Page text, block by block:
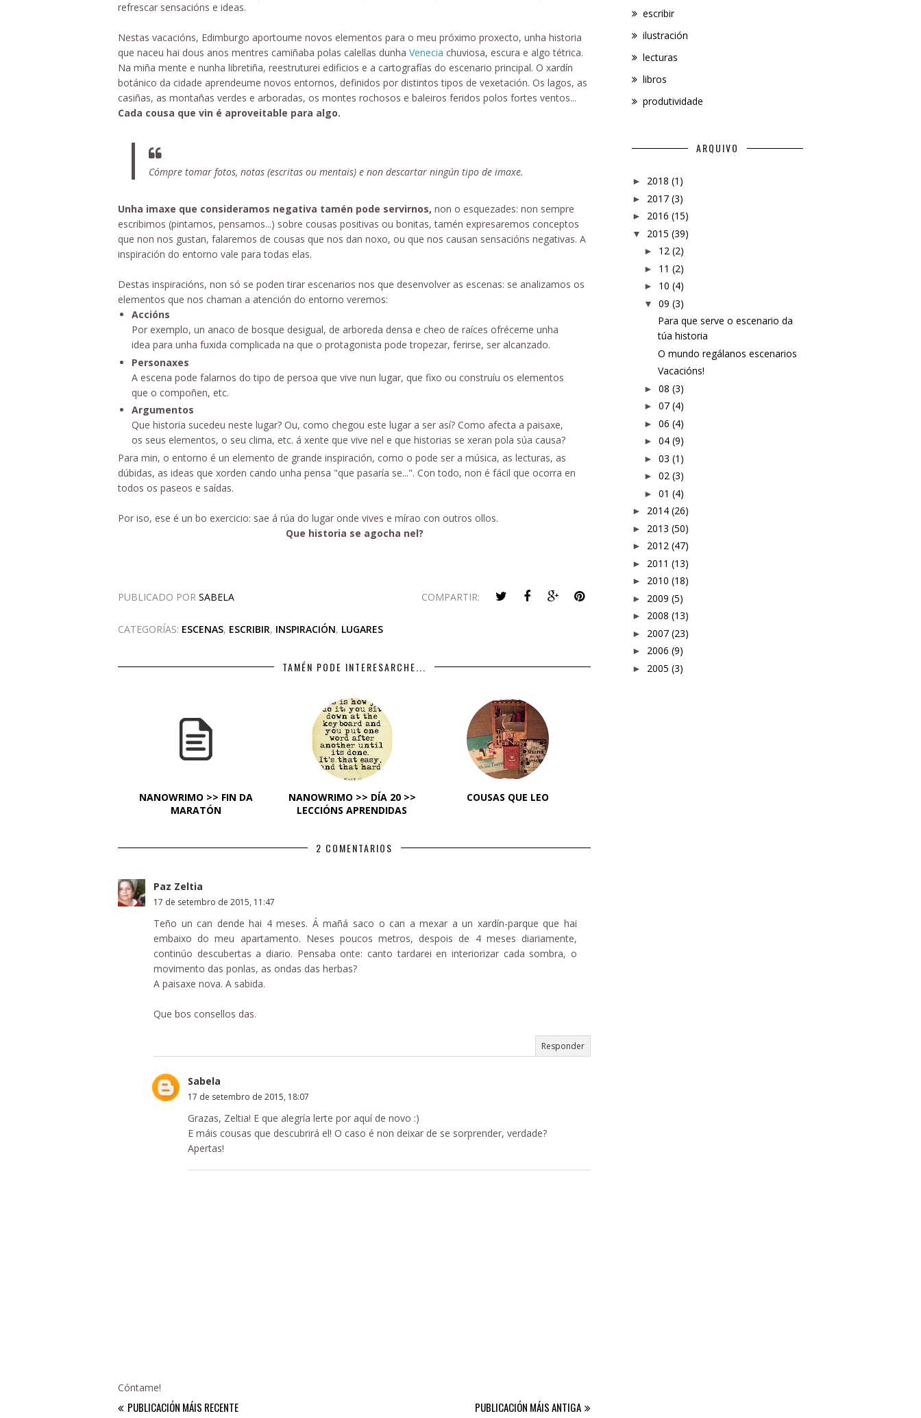
refrescar sensacións e ideas.
Nestas vacacións, Edimburgo aportoume novos elementos para o meu próximo proxecto, unha historia
que naceu hai dous anos mentres camiñaba polas calellas dunha Venecia chuviosa, escura e algo tétrica.
Na miña mente e nunha libretiña, reestruturei edificios e a cartografías do escenario principal. O xardín
botánico da cidade aprendeume novos entornos, definidos por distintos tipos de vexetación. Os lagos, as
casiñas, as montañas verdes e arboradas, os montes rochosos e baleiros feridos polos fortes ventos...
Cada cousa que vin é aproveitable para algo.
Cómpre tomar fotos, notas (escritas ou mentais) e non descartar ningún tipo de imaxe.
Unha imaxe que consideramos negativa tamén pode servirnos, non o esquezades: non sempre
escribimos (pintamos, pensamos...) sobre cousas positivas ou bonitas, tamén expresaremos conceptos
que non nos gustan, falaremos de cousas que nos dan noxo, ou que nos causan sensacións negativas. A
inspiración do entorno vale para todas elas.
Destas inspiracións, non só se poden tirar escenarios nos que desenvolver as escenas: se analizamos os
elementos que nos chaman a atención do entorno veremos:
Accións
Por exemplo, un anaco de bosque desigual, de arboreda densa e cheo de raíces ofréceme unha
idea para unha fuxida complicada na que o protagonista pode tropezar, ferirse, ser alcanzado.
Personaxes
A escena pode falarnos do tipo de persoa que vive nun lugar, que fixo ou construíu os elementos
que o compoñen, etc.
Argumentos
Que historia sucedeu neste lugar? Ou, como chegou este lugar a ser así? Como afecta a paisaxe,
os seus elementos, o seu clima, etc. á xente que vive nel e que historias se xeran pola súa causa?
Para min, o entorno é un elemento de grande inspiración, como o pode ser a música, as lecturas, as
dúbidas, as ideas que xorden cando unha pensa "que pasaría se...". Con todo, non é fácil que ocorra en
todos os paseos e saídas.
Por iso, ese é un bo exercicio: sae á rúa do lugar onde vives e mírao con outros ollos.
Que historia se agocha nel?
PUBLICADO POR SABELA COMPARTIR:
CATEGORÍAS: ESCENAS, ESCRIBIR, INSPIRACIÓN, LUGARES
TAMÉN PODE INTERESARCHE...
NANOWRIMO >> FIN DA
MARATÓN
NANOWRIMO >> DÍA 20 >>
LECCIÓNS APRENDIDAS
COUSAS QUE LEO
2 COMENTARIOS
Paz Zeltia
17 de setembro de 2015, 11:47
Teño un can dende hai 4 meses. Á mañá saco o can a mexar a un xardín-parque que hai
embaixo do meu apartamento. Neses poucos metros, despois de 4 meses diariamente,
continúo descubertas a diario. Pensaba onte: canto tardarei en interiorizar cada sombra, o
movimento das ponlas, as ondas das herbas?
A paisaxe nova. A sabida.
Que bos consellos das.
Responder
Sabela
17 de setembro de 2015, 18:07
Grazas, Zeltia! E que alegría lerte por aquí de novo :)
E máis cousas que descubrirá el! O caso é non deixar de se sorprender, verdade?
Apertas!
Cóntame!
PUBLICACIÓN MÁIS RECENTE PUBLICACIÓN MÁIS ANTIGA
escribir
ilustración
lecturas
libros
produtividade
ARQUIVO
► 2018 (1)
► 2017 (3)
► 2016 (15)
▼ 2015 (39)
► 12 (2)
► 11 (2)
► 10 (4)
▼ 09 (3)
Para que serve o escenario da
túa historia
O mundo regálanos escenarios
Vacacións!
► 08 (3)
► 07 (4)
► 06 (4)
► 04 (9)
► 03 (1)
► 02 (3)
► 01 (4)
► 2014 (26)
► 2013 (50)
► 2012 (47)
► 2011 (13)
► 2010 (18)
► 2009 (5)
► 2008 (13)
► 2007 (23)
► 2006 (9)
► 2005 (3)